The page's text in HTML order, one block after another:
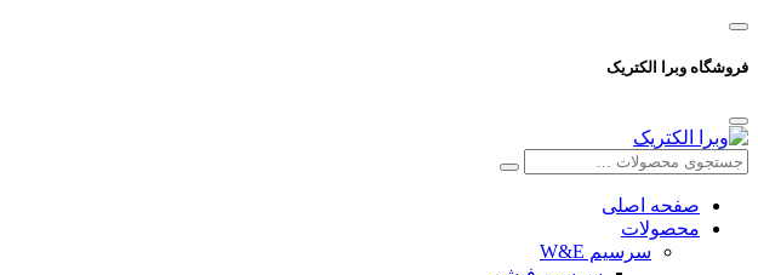
فروشگاه وبرا الکتریک
صفحه اصلی
محصولات
سرسیم W&E